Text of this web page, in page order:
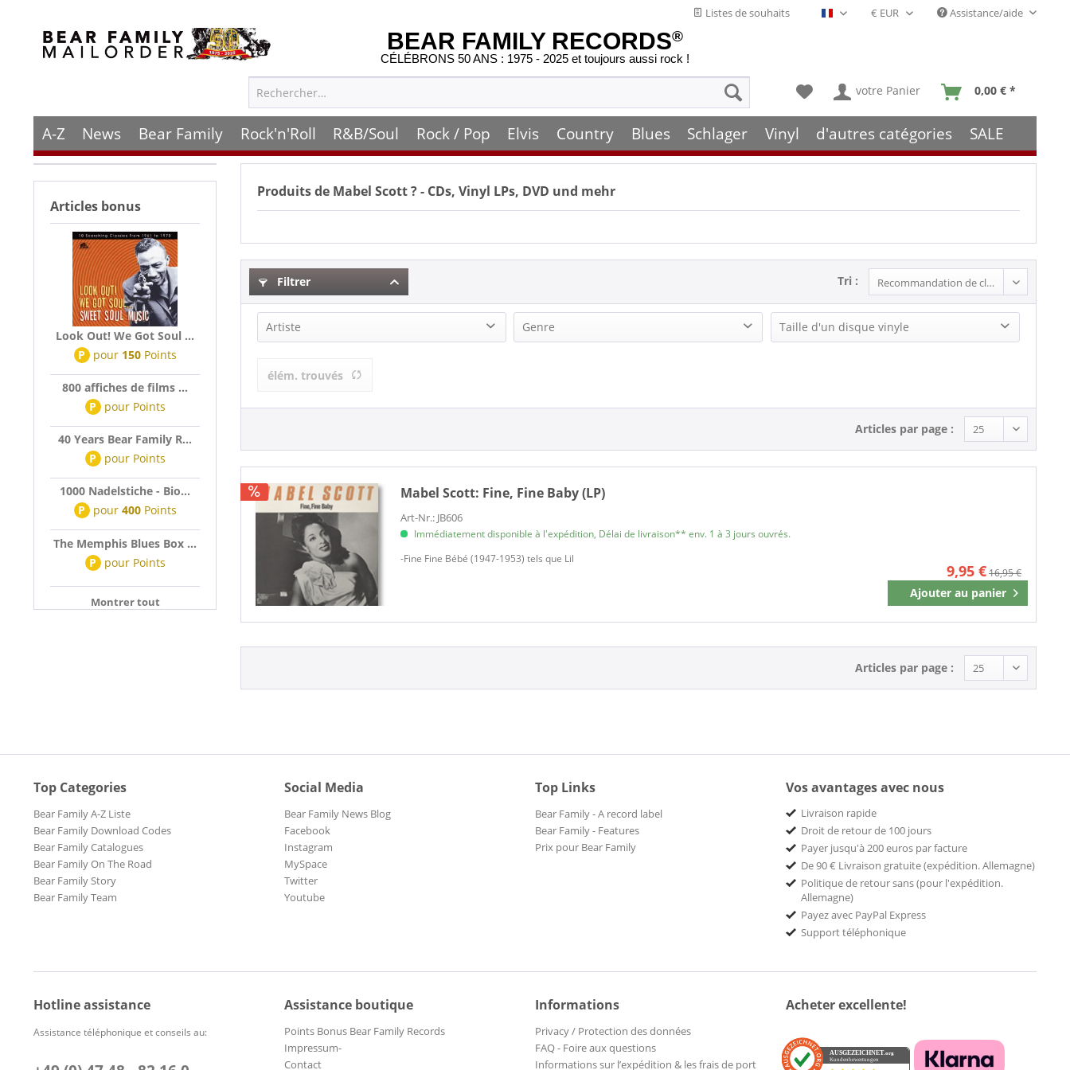
Listes de souhaits Français- FR Assistance/aide
BEAR FAMILY RECORDS®
CÉLÉBRONS 50 ANS : 1975 - 2025 et toujours aussi rock !
votre Panier 0,00 € *
A-Z News Bear Family Rock'n'Roll R&B/Soul Rock / Pop Elvis Country Blues Schlager Vinyl d'autres catégories SALE
Articles bonus
Look Out! We Got Soul ...
P pour 150Points
800 affiches de films ...
P pour Points
40 Years Bear Family R...
P pour Points
1000 Nadelstiche - Bio...
P pour 400Points
The Memphis Blues Box ...
P pour Points
Montrer tout
Produits de Mabel Scott? - CDs, Vinyl LPs, DVD und mehr
Filtrer Tri :
Artiste Genre Taille d'un disque vinyle
élém. trouvés
Articles par page :
Mabel Scott: Fine, Fine Baby (LP)
Art-Nr.: JB606
Immédiatement disponible à l'expédition, Délai de livraison** env. 1 à 3 jours ouvrés.
-Fine Fine Bébé (1947-1953) tels que Lil
9,95 €16,95 €
Ajouter au panier
Mémoriser
Articles par page :
Top Categories
Bear Family A-Z Liste
Bear Family Download Codes
Bear Family Catalogues
Bear Family On The Road
Bear Family Story
Bear Family Team
Social Media
Bear Family News Blog
Facebook
Instagram
MySpace
Twitter
Youtube
Top Links
Bear Family - A record label
Bear Family - Features
Prix pour Bear Family
Vos avantages avec nous
Livraison rapide
Droit de retour de 100 jours
Payer jusqu'à 200 euros par facture
De 90 € Livraison gratuite (expédition. Allemagne)
Politique de retour sans (pour l'expédition.
Allemagne)
Payez avec PayPal Express
Support téléphonique
Hotline assistance
Assistance téléphonique et conseils au:
Assistance boutique
Points Bonus Bear Family Records
Impressum-
Contact
Informations
Privacy / Protection des données
FAQ - Foire aux questions
Informations sur l’expédition & les frais de port
Acheter excellente!
AUSGEZEICHNET .org
Kundenbewertungen